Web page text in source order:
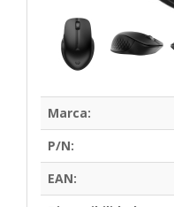
Marca:
P/N:
EAN: